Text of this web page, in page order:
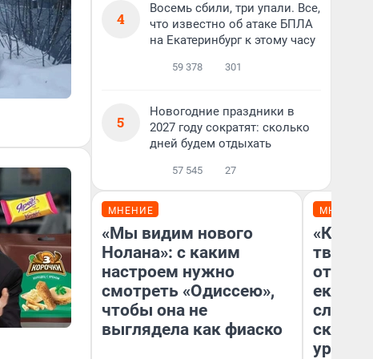
4
Восемь сбили, три упали. Все,
что известно об атаке БПЛА
на Екатеринбург к этому часу
59 378 301
5
Новогодние праздники в
2027 году сократят: сколько
дней будем отдыхать
57 545 27
МНЕНИЕ
«Мы видим нового
Нолана»: с каким
настроем нужно
смотреть «Одиссею»,
чтобы она не
выглядела как фиаско
МНЕНИЕ